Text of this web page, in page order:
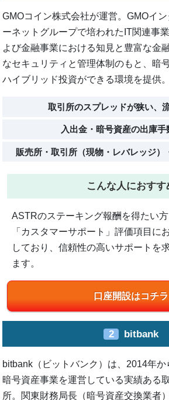
GMOコイン株式会社が運営。GMOイン
ーネットグループで培われたIT関連事
よび金融事業における知見と豊富な金
なセキュリティと管理体制のもと、暗
ハイブリッド投資ができる環境を提供。
取引所のスプレッドが狭い、
入出金・暗号資産の出庫手
販売所・取引所（現物・レバレッジ）
こんな人におすす
ASTRのステーキング報酬を得たい
「カスタマーサポート」評価項目に
しており、信頼性の高いサポートを
ます。
口座開設はコチラ
2 bitbank
bitbank（ビットバンク）は、2014年か
暗号資産事業を運営している実績ある取
所。関東財務局長（暗号資産交換業者